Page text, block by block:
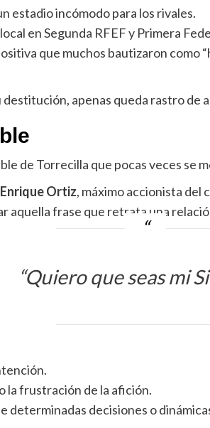
estadio incómodo para los rivales.
en Segunda RFEF y Primera
que muchos bautizaron como
destitución, apenas queda rastro de
de Torrecilla que pocas veces se
Enrique Ortiz, máximo accionista del
aquella frase que retrata una
“Quiero que seas mi
la frustración de la afición.
determinadas decisiones o